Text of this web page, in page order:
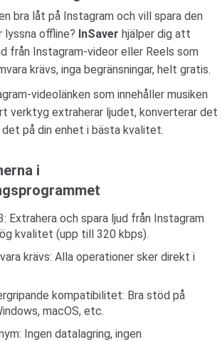
bra låt på Instagram och vill spara den
lyssna offline? InSaver hjälper dig att
från Instagram-videor eller Reels som
krävs, inga begränsningar, helt gratis.
videolänken som innehåller musiken
verktyg extraherar ljudet, konverterar det
på din enhet i bästa kvalitet.
i
Extrahera och spara ljud från Instagram
kvalitet (upp till 320 kbps).
krävs: Alla operationer sker direkt i
kompatibilitet: Bra stöd på
macOS, etc.
Ingen datalagring, ingen